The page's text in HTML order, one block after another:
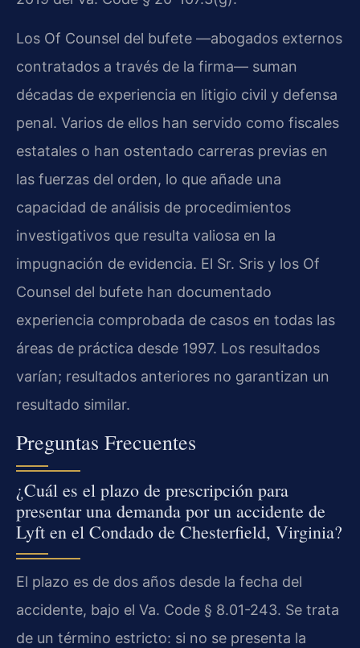
Los Of Counsel del bufete —abogados externos
contratados a través de la firma— suman
décadas de experiencia en litigio civil y defensa
penal. Varios de ellos han servido como fiscales
estatales o han ostentado carreras previas en
las fuerzas del orden, lo que añade una
capacidad de análisis de procedimientos
investigativos que resulta valiosa en la
impugnación de evidencia. El Sr. Sris y los Of
Counsel del bufete han documentado
experiencia comprobada de casos en todas las
áreas de práctica desde 1997. Los resultados
varían; resultados anteriores no garantizan un
resultado similar.
Preguntas Frecuentes
¿Cuál es el plazo de prescripción para
presentar una demanda por un accidente de
Lyft en el Condado de Chesterfield, Virginia?
El plazo es de dos años desde la fecha del
accidente, bajo el Va. Code § 8.01-243. Se trata
de un término estricto: si no se presenta la